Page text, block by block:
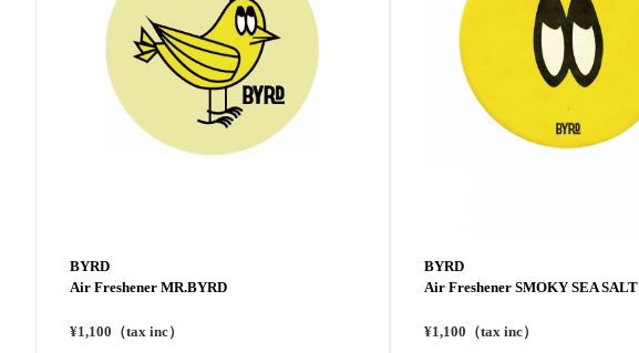
BYRD
Air Freshener MR.BYRD
¥1,100（tax inc）
BYRD
Air Freshener SMOKY SEA SALT
¥1,100（tax inc）